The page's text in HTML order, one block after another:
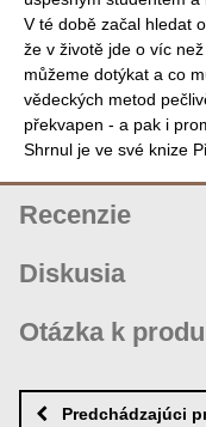
V té době začal hledat
že v životě jde o víc
můžeme dotýkat a co
vědeckých metod
překvapen - a pak i
Shrnul je ve své knize
Recenzie
Diskusia
Zatiaľ nie sú žiadne
Nový komentár
Otázka k
MENOPredchádzajúci